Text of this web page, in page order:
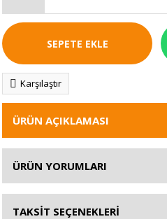
SEPETE EKLE
Karşılaştır
ÜRÜN AÇIKLAMASI
ÜRÜN YORUMLARI
TAKSİT SEÇENEKLERİ